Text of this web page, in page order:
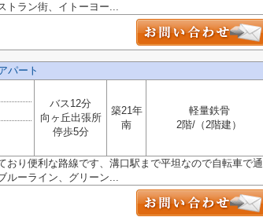
トラン街、イトーヨー...
パート
バス12分
向ヶ丘出張所
停歩5分
築21年
南
軽量鉄骨
2階/（2階建）
り便利な路線です、溝口駅まで平坦なので自転車で通
ルーライン、グリーン...